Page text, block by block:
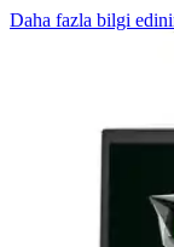
Daha fazla bilgi